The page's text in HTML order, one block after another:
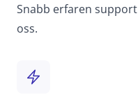
Snabb erfaren
oss.